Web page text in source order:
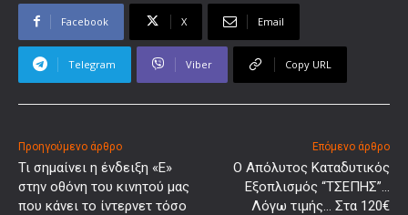
Facebook X Email
Telegram Viber Copy URL
Προηγούμενο άρθρο
Τι σημαίνει η ένδειξη «E»
στην οθόνη του κινητού μας
που κάνει το ίντερνετ τόσο
Επόμενο άρθρο
Ο Απόλυτος Καταδυτικός
Εξοπλισμός “ΤΣΕΠΗΣ”…
Λόγω τιμής… Στα 120€